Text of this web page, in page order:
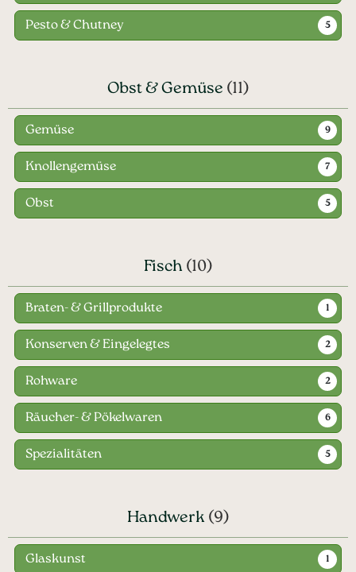
Pesto & Chutney 5
Obst & Gemüse (11)
Gemüse 9
Knollengemüse 7
Obst 5
Fisch (10)
Braten- & Grillprodukte 1
Konserven & Eingelegtes 2
Rohware 2
Räucher- & Pökelwaren 6
Spezialitäten 5
Handwerk (9)
Glaskunst 1